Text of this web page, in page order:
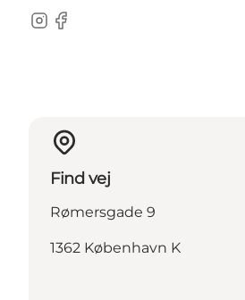
Instagram
Facebook
Find vej
Rømersgade 9
1362 København K